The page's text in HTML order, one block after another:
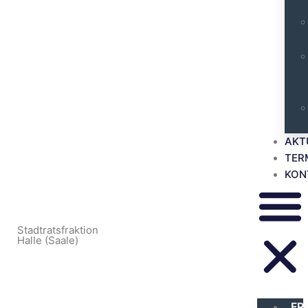
Stadtratsfraktion
Halle (Saale)